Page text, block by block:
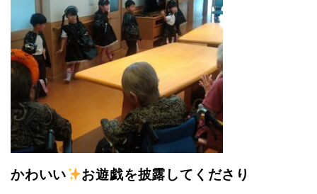
かわいい
お遊戯を披露してくださり